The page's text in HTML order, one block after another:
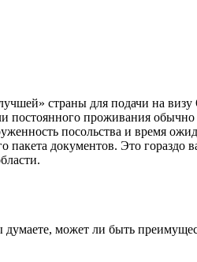
страны для подачи на
постоянного проживания
посольства и время
пакета документов. Это
может ли быть